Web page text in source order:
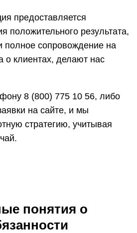
предоставляется
положительного результата,
полное сопровождение на
о клиентах, делают нас
8 (800) 775 10 56, либо
на сайте, и мы
стратегию, учитывая
понятия о